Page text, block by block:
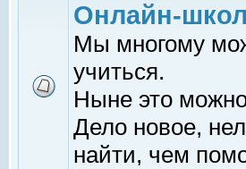
Онлайн-
Мы многому
учиться.
Ныне это
Дело новое,
найти, чем